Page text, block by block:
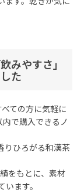
みやすさ」
た
ての方に気軽に
で購入できるノ
りひろがる和漢茶
をもとに、素材
ます。